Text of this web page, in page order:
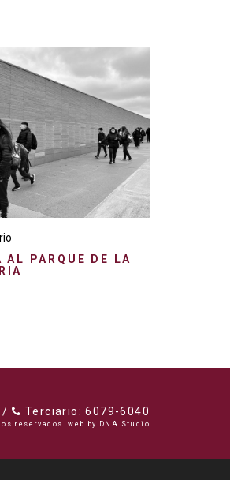
AL PARQUE DE LA
/ Terciario: 6079-6040
reservados. web by DNA Studio